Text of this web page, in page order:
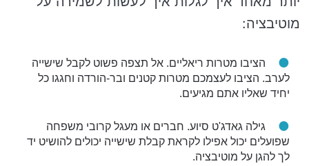
מוטיבציה:
הציבו מטרות ריאליים. אל תצפה פשוט לקבל שישייה
לערב. הציבו לעצמכם מטרות קטנים ובר-הורדה וחגגו כל
יחיד שאליו אתם מגיעים.
גילה גאדג'ט סיוע. חברים או מעגל קרובי משפחה
שפועלים יכול אפילו לקראת קבלת שישייה יכולים להושיט יד
לך להגן על מוטיבציה.